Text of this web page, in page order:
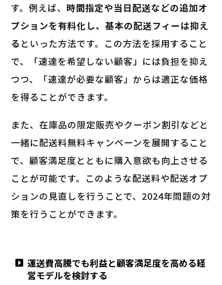
す。例えば、 時間指定や当日配送などの追加オ
プションを有料化し、基本の配送フィーは抑え
る といった方法です。この方法を採用すること
で、「速達を希望しない顧客」には負担を抑え
つつ、「速達が必要な顧客」からは適正な価格
を得ることができます。
また、在庫品の限定販売やクーポン割引などと
一緒に配送料無料キャンペーンを展開すること
で、顧客満足度とともに購入意欲も向上させる
ことが可能です。このような配送料や配送オプ
ションの見直しを行うことで、2024年問題の対
策を行うことができます。
運送費高騰でも利益と顧客満足度を高める経
営モデルを検討する